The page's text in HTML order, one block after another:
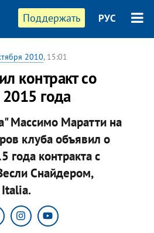
Поддержать РУС
2010, 15:01
контракт со
года
Массимо Маратти на
клуба объявил о
года контракта с
Снайдером,